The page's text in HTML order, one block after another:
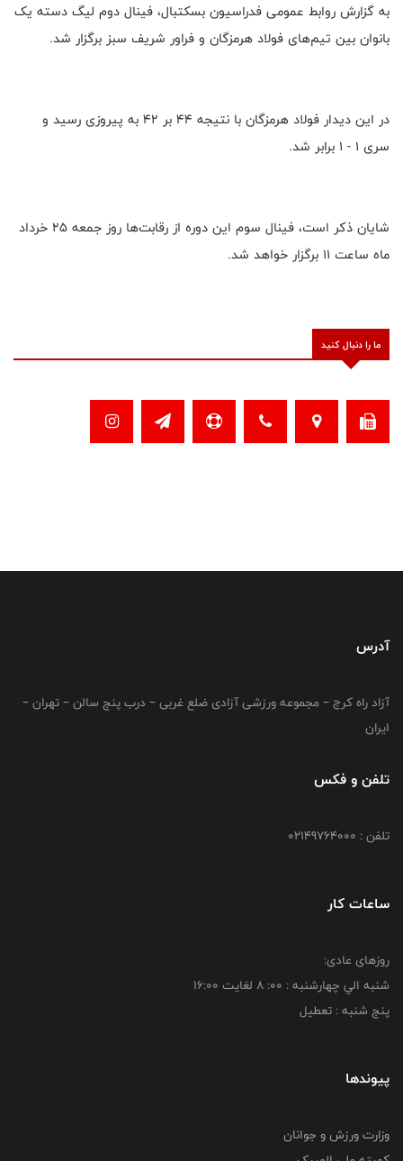
به گزارش روابط عمومی فدراسیون بسکتبال، فینال دوم لیگ دسته یک
بانوان بین تیم‌های فولاد هرمزگان و فراور شریف سبز برگزار شد.
در این دیدار فولاد هرمزگان با نتیجه ۴۴ بر ۴۲ به پیروزی رسید و
سری ۱ - ۱ برابر شد.
شایان ذکر است، فینال سوم این دوره از رقابت‌ها روز جمعه ۲۵ خرداد
ماه ساعت ۱۱ برگزار خواهد شد.
ما را دنبال کنید
آدرس
آزاد راه کرج – مجموعه ورزشی آزادی ضلع غربی – درب پنج سالن – تهران –
ایران
تلفن و فکس
تلفن : 02149764000
ساعات کار
روزهای عادی:
شنبه الي چهارشنبه : 00: 8 لغايت 16:00
پنج شنبه : تعطیل
پیوندها
وزارت ورزش و جوانان